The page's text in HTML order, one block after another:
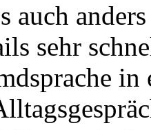
auch
sehr